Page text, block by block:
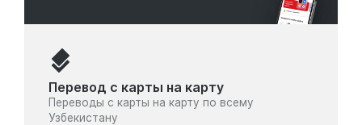
Перевод с карты на карту
Переводы с карты на карту по всему
Узбекистану